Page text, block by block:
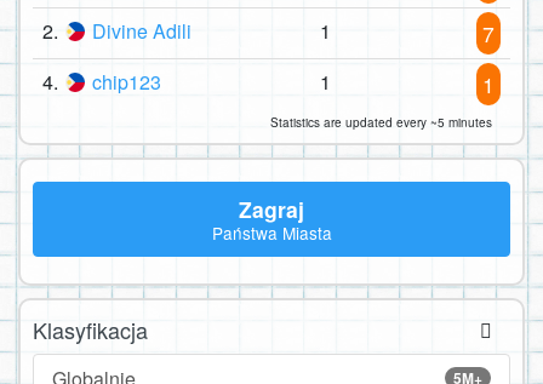
2. Divine Adili 1 7
4. chip123 1 1
Statistics are updated every ~5 minutes
Zagraj
Państwa Miasta
Klasyfikacja
5M+
Globalnie